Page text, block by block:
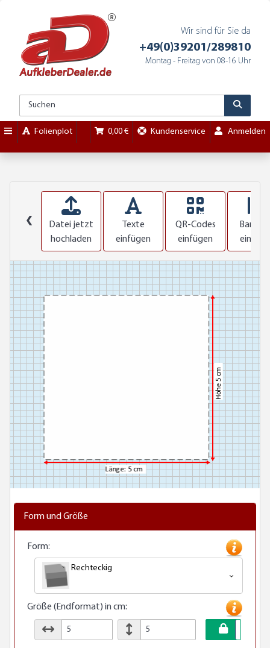
Wir sind für Sie da
+49(0)39201/289810
Montag - Freitag von 08-16 Uhr
Folienplot 0,00 € Kundenservice Anmelden
❮
Datei jetzt
hochladen
Texte
einfügen
QR-Codes
einfügen
Form und Größe
Form:
Rechteckig
Größe (Endformat) in cm: